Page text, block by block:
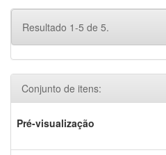
Resultado 1-5 de 5.
Conjunto de itens:
Pré-visualização